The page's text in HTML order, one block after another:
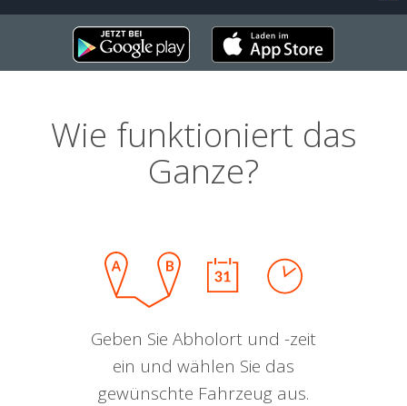
Wie funktioniert das
Ganze?
Geben Sie Abholort und -zeit
ein und wählen Sie das
gewünschte Fahrzeug aus.